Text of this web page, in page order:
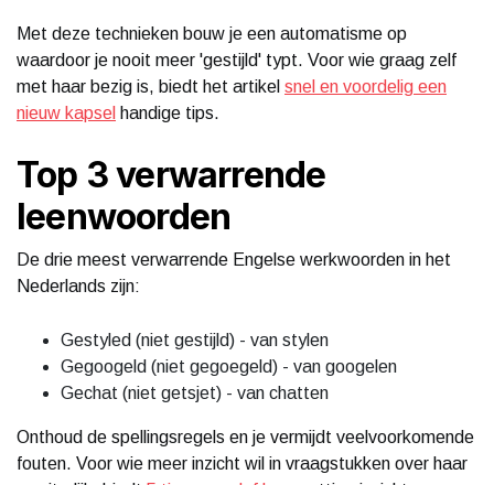
Met deze technieken bouw je een automatisme op
waardoor je nooit meer 'gestijld' typt. Voor wie graag zelf
met haar bezig is, biedt het artikel snel en voordelig een
nieuw kapsel handige tips.
Top 3 verwarrende
leenwoorden
De drie meest verwarrende Engelse werkwoorden in het
Nederlands zijn:
Gestyled (niet gestijld) - van stylen
Gegoogeld (niet gegoegeld) - van googelen
Gechat (niet getsjet) - van chatten
Onthoud de spellingsregels en je vermijdt veelvoorkomende
fouten. Voor wie meer inzicht wil in vraagstukken over haar